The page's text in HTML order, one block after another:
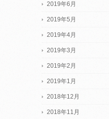
2019年6月
2019年5月
2019年4月
2019年3月
2019年2月
2019年1月
2018年12月
2018年11月